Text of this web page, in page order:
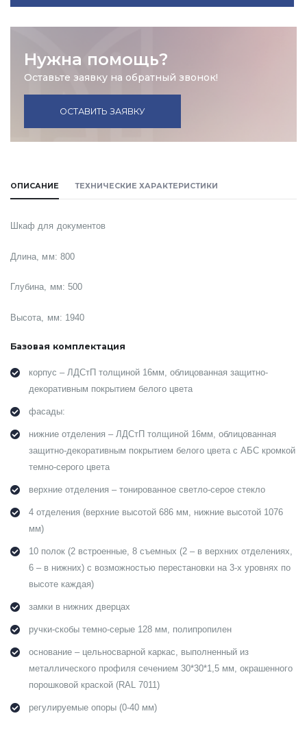
Нужна помощь?
Оставьте заявку на обратный звонок!
ОСТАВИТЬ ЗАЯВКУ
ОПИСАНИЕ ТЕХНИЧЕСКИЕ ХАРАКТЕРИСТИКИ
Шкаф для документов
Длина, мм: 800
Глубина, мм: 500
Высота, мм: 1940
Базовая комплектация
корпус – ЛДСтП толщиной 16мм, облицованная защитно-
декоративным покрытием белого цвета
фасады:
нижние отделения – ЛДСтП толщиной 16мм, облицованная
защитно-декоративным покрытием белого цвета с АБС кромкой
темно-серого цвета
верхние отделения – тонированное светло-серое стекло
4 отделения (верхние высотой 686 мм, нижние высотой 1076
мм)
10 полок (2 встроенные, 8 съемных (2 – в верхних отделениях,
6 – в нижних) с возможностью перестановки на 3-х уровнях по
высоте каждая)
замки в нижних дверцах
ручки-скобы темно-серые 128 мм, полипропилен
основание – цельносварной каркас, выполненный из
металлического профиля сечением 30*30*1,5 мм, окрашенного
порошковой краской (RAL 7011)
регулируемые опоры (0-40 мм)